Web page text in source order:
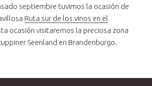
septiembre tuvimos la ocasión de
Ruta sur de los vinos en el
ocasión visitaremos la preciosa zona
Seenland en Brandenburgo.
y sorteo a la zona de los lagos en